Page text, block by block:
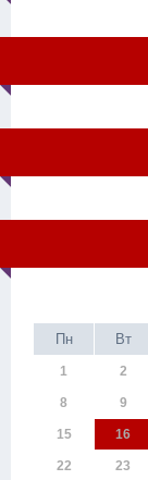
Пн
Вт
1 2
8 9
15 16
22 23